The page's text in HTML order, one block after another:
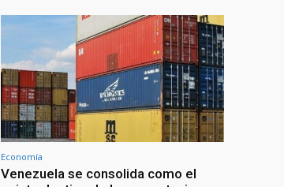
Economía
Venezuela se consolida como el